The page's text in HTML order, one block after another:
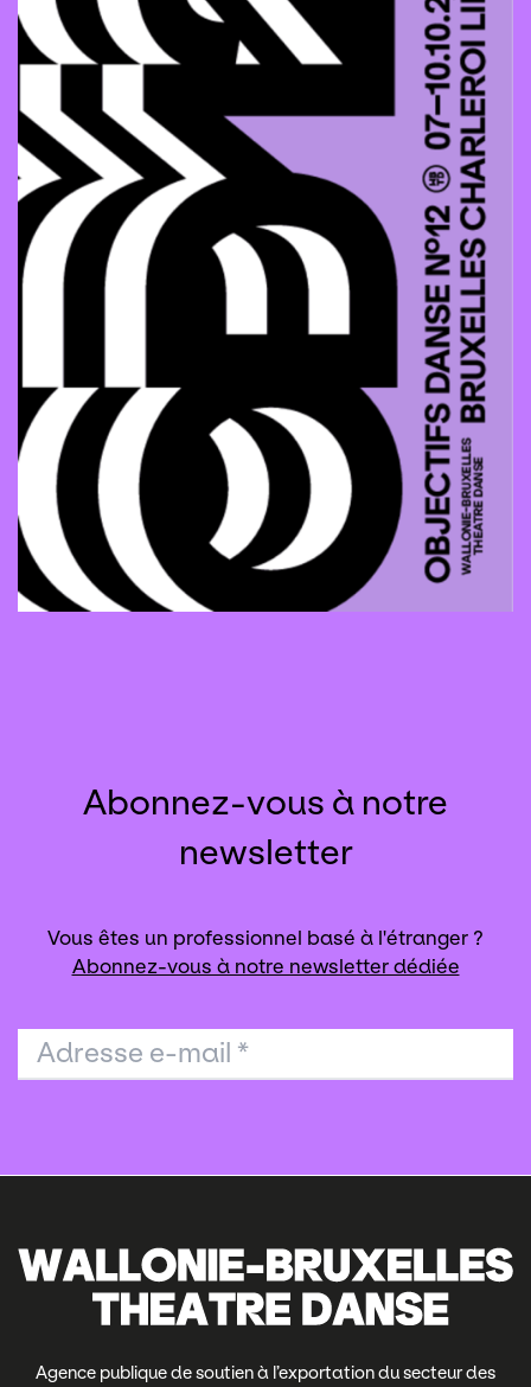
Abonnez-vous à notre
newsletter
Vous êtes un professionnel basé à l'étranger ?
Abonnez-vous à notre newsletter dédiée
Adresse e-mail *
Agence publique de soutien à l’exportation du secteur des